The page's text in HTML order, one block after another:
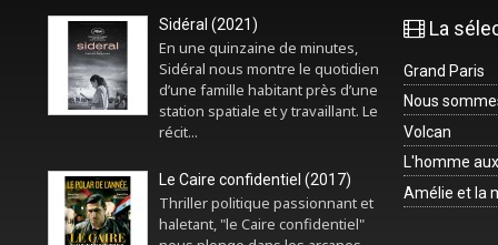
Sidéral (2021)
En une quinzaine de minutes,
Sidéral nous montre le quotidien
d’une famille habitant près d’une
station spatiale et y travaillant. Le
récit...
Le Caire confidentiel (2017)
Thriller politique passionnant et
haletant, "le Caire confidentiel"
La
Grand Paris
Nous
Volcan
L'homme
Amélie et la